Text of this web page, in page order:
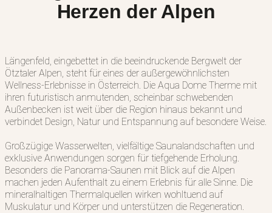
Herzen der Alpen
Längenfeld, eingebettet in die beeindruckende Bergwelt der
Ötztaler Alpen, steht für eines der außergewöhnlichsten
Wellness-Erlebnisse in Österreich. Die Aqua Dome Therme mit
ihren futuristisch anmutenden, scheinbar schwebenden
Außenbecken ist weit über die Region hinaus bekannt und
verbindet Design, Natur und Entspannung auf besondere Weise.
Großzügige Wasserwelten, vielfältige Saunalandschaften und
exklusive Anwendungen sorgen für tiefgehende Erholung.
Besonders die Panorama-Saunen mit Blick auf die Alpen
machen jeden Aufenthalt zu einem Erlebnis für alle Sinne. Die
mineralhaltigen Thermalquellen wirken wohltuend auf
Muskulatur und Körper und unterstützen die Regeneration.